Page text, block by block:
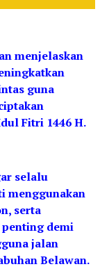
menjelaskan
guna
Fitri 1446 H.
selalu
menggunakan
serta
demi
jalan
Belawan.